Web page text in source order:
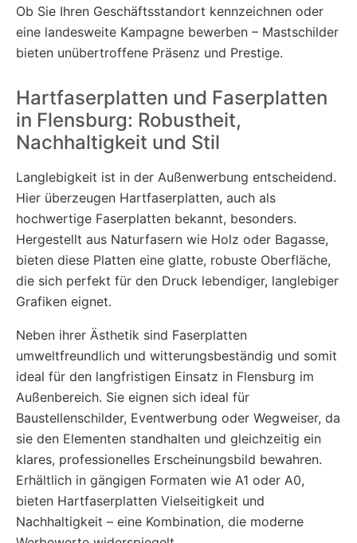
Ob Sie Ihren Geschäftsstandort kennzeichnen oder
eine landesweite Kampagne bewerben – Mastschilder
bieten unübertroffene Präsenz und Prestige.
Hartfaserplatten und Faserplatten
in Flensburg: Robustheit,
Nachhaltigkeit und Stil
Langlebigkeit ist in der Außenwerbung entscheidend.
Hier überzeugen Hartfaserplatten, auch als
hochwertige Faserplatten bekannt, besonders.
Hergestellt aus Naturfasern wie Holz oder Bagasse,
bieten diese Platten eine glatte, robuste Oberfläche,
die sich perfekt für den Druck lebendiger, langlebiger
Grafiken eignet.
Neben ihrer Ästhetik sind Faserplatten
umweltfreundlich und witterungsbeständig und somit
ideal für den langfristigen Einsatz in Flensburg im
Außenbereich. Sie eignen sich ideal für
Baustellenschilder, Eventwerbung oder Wegweiser, da
sie den Elementen standhalten und gleichzeitig ein
klares, professionelles Erscheinungsbild bewahren.
Erhältlich in gängigen Formaten wie A1 oder A0,
bieten Hartfaserplatten Vielseitigkeit und
Nachhaltigkeit – eine Kombination, die moderne